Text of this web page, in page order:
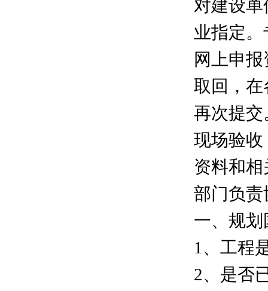
对建设
业指定
网上申
取回，
再次提交
现场验收
资料和
部门负责
一、规
1、工程
2、是否